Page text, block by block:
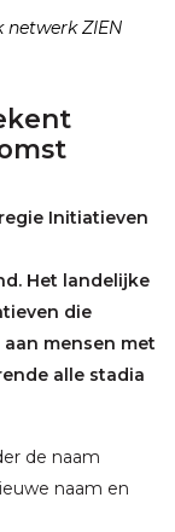
netwerk ZIEN
Initiatieven
Het landelijke
die
mensen met
alle stadia
de naam
naam en